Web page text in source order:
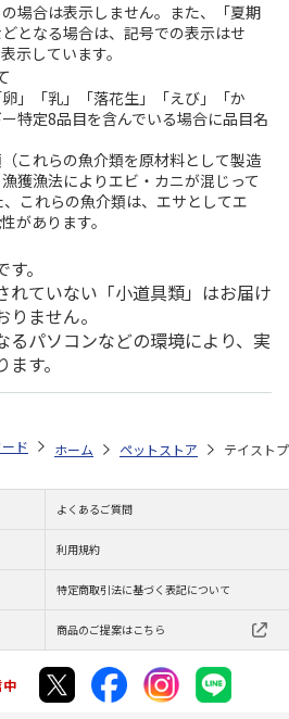
場合は表示しません。また、「夏期
となる場合は、記号での表示はせ
示しています。
」「乳」「落花生」「えび」「か
特定8品目を含んでいる場合に品目名
これらの魚介類を原材料として製造
獲漁法によりエビ・カニが混じって
これらの魚介類は、エサとしてエ
があります。
。
れていない「小道具類」はお届け
ません。
るパソコンなどの環境により、実
す。
ド フード（小動物用） チンチラ
ホーム ペットストア テイスト
よくあるご質問
利用規約
特定商取引法に基づく表記について
商品のご提案はこちら